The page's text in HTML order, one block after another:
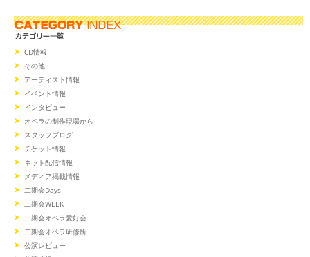
CD情報
その他
アーティスト情報
イベント情報
インタビュー
オペラの制作現場から
スタッフブログ
チケット情報
ネット配信情報
メディア掲載情報
二期会Days
二期会WEEK
二期会オペラ愛好会
二期会オペラ研修所
公演レビュー